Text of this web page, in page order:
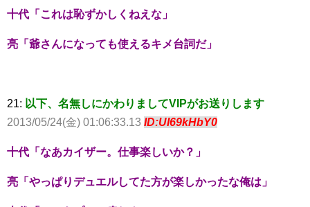
十代「これは恥ずかしくねえな」
亮「爺さんになっても使えるキメ台詞だ」
21: 以下、名無しにかわりましてVIPがお送りします
2013/05/24(金) 01:06:33.13 ID:UI69kHbY0
十代「なあカイザー。仕事楽しいか？」
亮「やっぱりデュエルしてた方が楽しかったな俺は」